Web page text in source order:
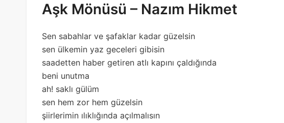
Aşk Mönüsü – Nazım Hikmet
Sen sabahlar ve şafaklar kadar güzelsin
sen ülkemin yaz geceleri gibisin
saadetten haber getiren atlı kapını çaldığında
beni unutma
ah! saklı gülüm
sen hem zor hem güzelsin
şiirlerimin ılıklığında açılmalısın